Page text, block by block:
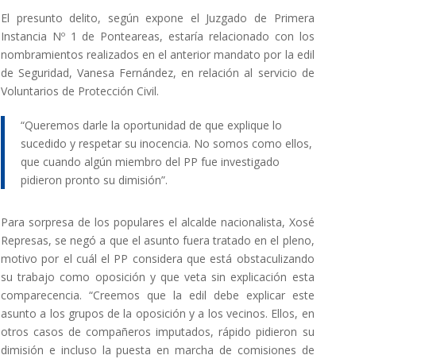
El presunto delito, según expone el Juzgado de Primera
Instancia Nº 1 de Ponteareas, estaría relacionado con los
nombramientos realizados en el anterior mandato por la edil
de Seguridad, Vanesa Fernández, en relación al servicio de
Voluntarios de Protección Civil.
“Queremos darle la oportunidad de que explique lo
sucedido y respetar su inocencia. No somos como ellos,
que cuando algún miembro del PP fue investigado
pidieron pronto su dimisión”.
Para sorpresa de los populares el alcalde nacionalista, Xosé
Represas, se negó a que el asunto fuera tratado en el pleno,
motivo por el cuál el PP considera que está obstaculizando
su trabajo como oposición y que veta sin explicación esta
comparecencia. “Creemos que la edil debe explicar este
asunto a los grupos de la oposición y a los vecinos. Ellos, en
otros casos de compañeros imputados, rápido pidieron su
dimisión e incluso la puesta en marcha de comisiones de